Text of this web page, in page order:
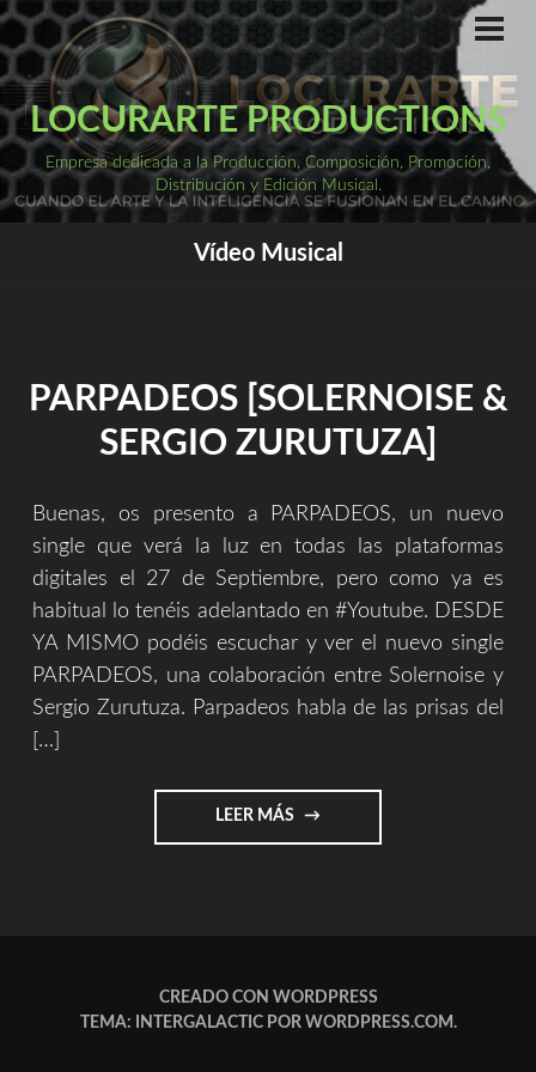
Saltar
al
contenido
LOCURARTE PRODUCTIONS
Empresa dedicada a la Producción, Composición, Promoción,
Distribución y Edición Musical.
Vídeo Musical
PARPADEOS [SOLERNOISE &
SERGIO ZURUTUZA]
Buenas, os presento a PARPADEOS, un nuevo
single que verá la luz en todas las plataformas
digitales el 27 de Septiembre, pero como ya es
habitual lo tenéis adelantado en #Youtube. DESDE
YA MISMO podéis escuchar y ver el nuevo single
PARPADEOS, una colaboración entre Solernoise y
Sergio Zurutuza. Parpadeos habla de las prisas del
[…]
LEER MÁS "PARPADEOS
[SOLERNOISE
CREADO CON WORDPRESS
TEMA: INTERGALACTIC POR WORDPRESS.COM.